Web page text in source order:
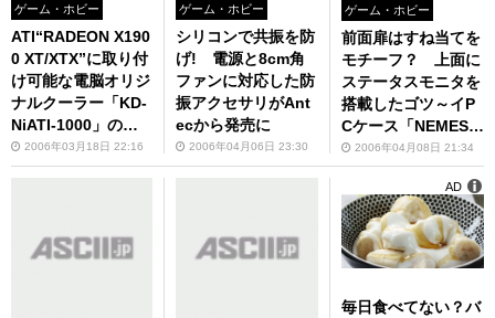
ゲーム・ホビー
ATI“RADEON X190
0 XT/XTX”に取り付
け可能な電脳オリジ
ナルクーラー「KD-
NiATI-1000」の販
売がスタート！
2006年03月18日 22:16
ゲーム・ホビー
シリコンで共振を防
げ! 電源と8cm角
ファンに対応した防
振アクセサリがAnt
ecから発売に
2006年04月06日 23:30
ゲーム・ホビー
前面扉はすね当てを
モチーフ？ 上面に
ステータスモニタを
搭載したゴツ～イP
Cケース「NEMESIS
ELITE」が発売に
2006年04月08日 21:34
毎日食べてない？バ
AD